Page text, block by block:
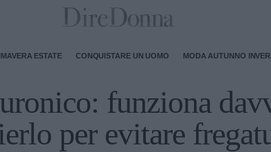
ESTATE CONQUISTARE UN UOMO MODA AUTUNNO
funziona
per evitare